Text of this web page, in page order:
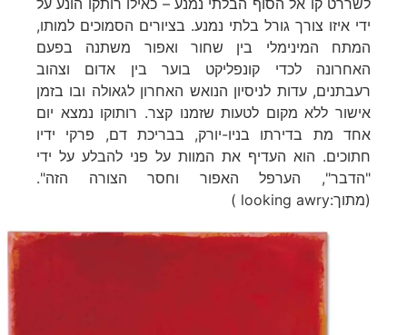
ידי איזו צורך גורל בלתי נמנע. בציורים הסמוכים למותו,
המתח המינימלי בין שחור ואפור משתנה בפעם
האחרונה לכדי קונפליקט בוער בין אדום וצהוב
רעבתנים, עדות לניסיון הנואש האחרון לגאולה ובו בזמן
אישור ללא מקום לטעות שזמנו קצר. רותוקו נמצא יום
אחד מת בדירתו בניו-יורק, בבריכת דם, פרקי ידיו
חתוכים. הוא העדיף את המוות על פני להבלע על ידי
"הדבר", הערפל האפור וחסר הצורה הזה".
(מתוך:looking awry )